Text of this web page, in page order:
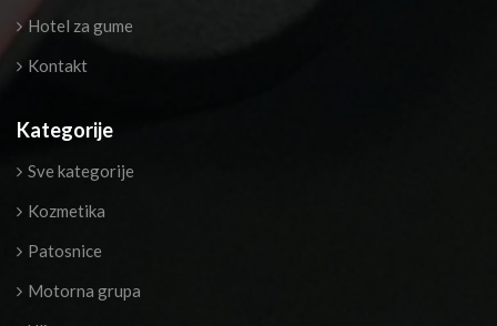
Hotel za gume
Kontakt
Kategorije
Sve kategorije
Kozmetika
Patosnice
Motorna grupa